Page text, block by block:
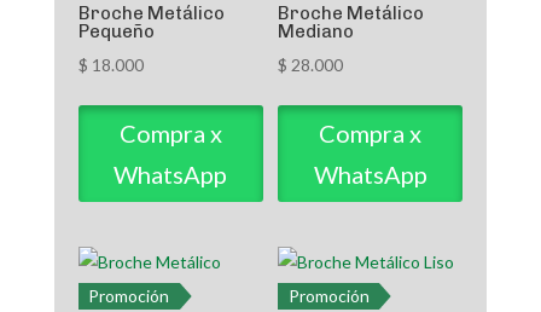
Broche Metálico
Pequeño
$ 18.000
Compra x
WhatsApp
Broche Metálico
Mediano
$ 28.000
Compra x
WhatsApp
Promoción Promoción